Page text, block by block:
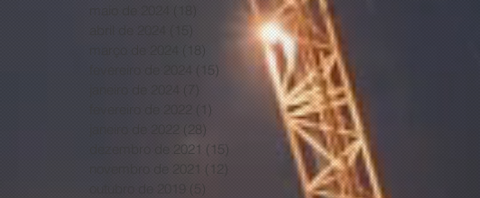
18 posts
(18)
18 posts
(15) 15 posts
(1)
(28)
dezembro de 2021 (15)
novembro de 2021 (12)
(5)